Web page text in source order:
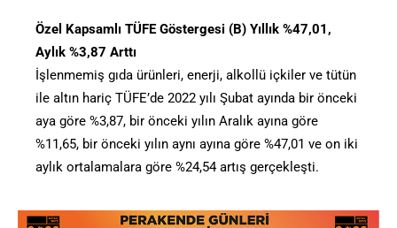
Özel Kapsamlı TÜFE Göstergesi (B) Yıllık %47,01,
Aylık %3,87 Arttı
İşlenmemiş gıda ürünleri, enerji, alkollü içkiler ve tütün
ile altın hariç TÜFE’de 2022 yılı Şubat ayında bir önceki
aya göre %3,87, bir önceki yılın Aralık ayına göre
%11,65, bir önceki yılın aynı ayına göre %47,01 ve on iki
aylık ortalamalara göre %24,54 artış gerçekleşti.